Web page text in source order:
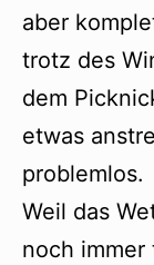
aber
trotz des
dem
etwas
problemlos.
Weil das
noch immer